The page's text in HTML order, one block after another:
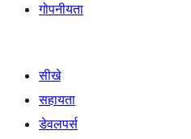
गोपनीयता
सीखे
सहायता
डेवलपर्स